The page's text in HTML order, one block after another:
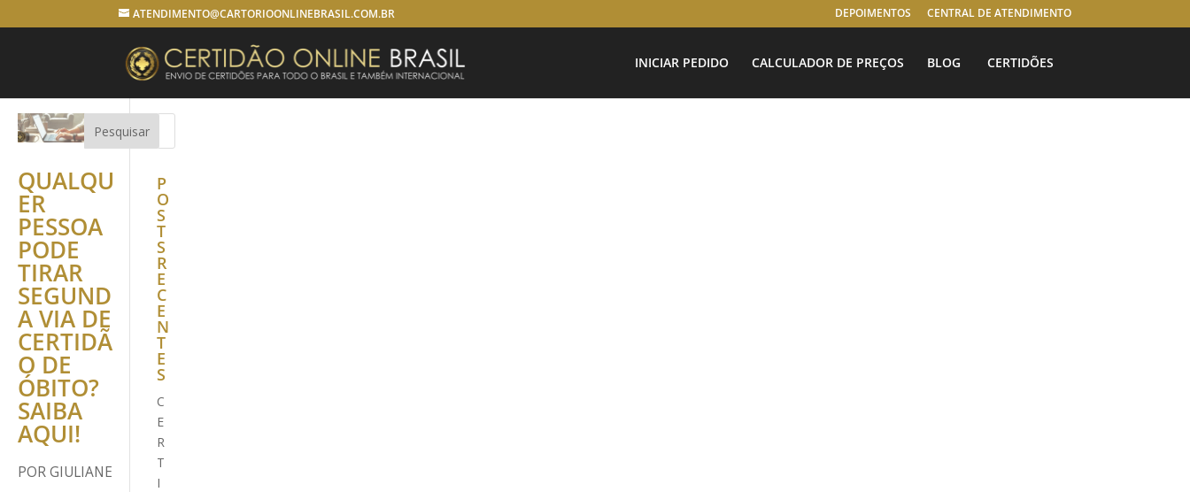
ATENDIMENTO@CARTORIOONLINEBRASIL.COM.BR DEPOIMENTOS CENTRAL DE ATENDIMENTO
INICIAR PEDIDO CALCULADOR DE PREÇOS BLOG CERTIDÕES
QUALQU
ER
PESSOA
PODE
TIRAR
SEGUND
A VIA DE
CERTIDÃ
O DE
ÓBITO?
SAIBA
AQUI!
PORGIULIANE
P
O
S
T
S
R
E
C
E
N
T
E
S
C
E
R
T
I